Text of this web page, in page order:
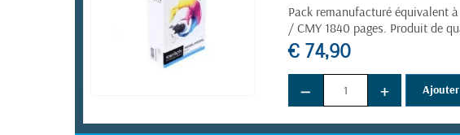
Pack remanufacturé équivalent
/ CMY 1840 pages. Produit de
€ 74,90
− +